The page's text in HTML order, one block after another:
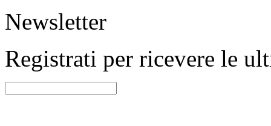
Newsletter
Registrati per ricevere le